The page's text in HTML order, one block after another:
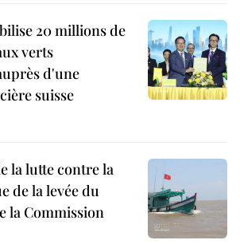
20 millions de
verts
d'une
suisse
la lutte contre la
de la levée du
la Commission